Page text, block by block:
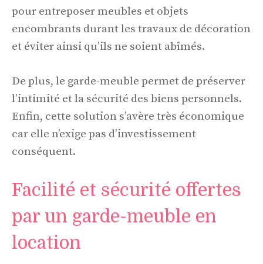
pour entreposer meubles et objets
encombrants durant les travaux de décoration
et éviter ainsi qu’ils ne soient abîmés.
De plus, le garde-meuble permet de préserver
l’intimité et la sécurité des biens personnels.
Enfin, cette solution s’avère très économique
car elle n’exige pas d’investissement
conséquent.
Facilité et sécurité offertes
par un garde-meuble en
location